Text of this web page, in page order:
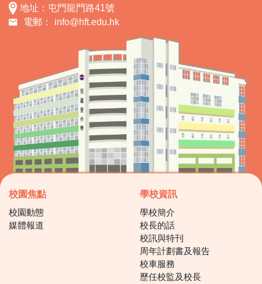
地址：屯門龍門路41號
電郵：
info@hft.edu.hk
校園焦點
校園動態
媒體報道
學校資訊
學校簡介
校長的話
校訊與特刊
周年計劃書及報告
校車服務
歷任校監及校長